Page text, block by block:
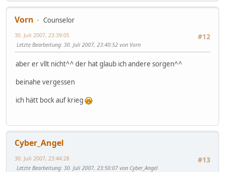
Vorn
Counselor
#12
30. Juli 2007, 23:39:05
Letzte Bearbeitung: 30. Juli 2007, 23:40:52 von Vorn
aber er vllt nicht^^ der hat glaub ich andere sorgen^^
beinahe vergessen
ich hätt bock auf krieg
Cyber_Angel
#13
30. Juli 2007, 23:44:28
Letzte Bearbeitung: 30. Juli 2007, 23:50:07 von Cyber_Angel